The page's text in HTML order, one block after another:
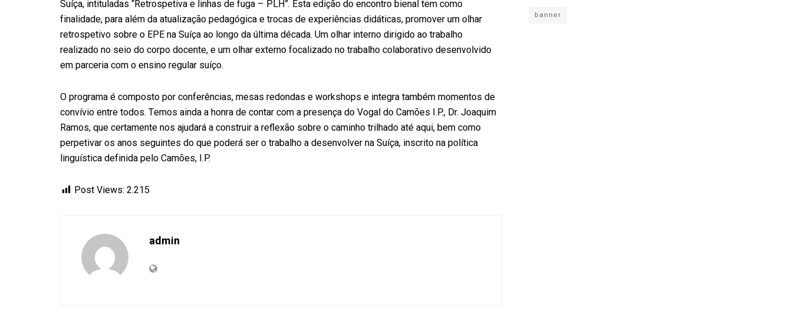
Suíça, intituladas “Retrospetiva e linhas de fuga – PLH”. Esta edição do encontro bienal tem como
finalidade, para além da atualização pedagógica e trocas de experiências didáticas, promover um olhar
retrospetivo sobre o EPE na Suíça ao longo da última década. Um olhar interno dirigido ao trabalho
realizado no seio do corpo docente, e um olhar externo focalizado no trabalho colaborativo desenvolvido
em parceria com o ensino regular suíço.
O programa é composto por conferências, mesas redondas e workshops e integra também momentos de
convívio entre todos. Temos ainda a honra de contar com a presença do Vogal do Camões I.P., Dr. Joaquim
Ramos, que certamente nos ajudará a construir a reflexão sobre o caminho trilhado até aqui, bem como
perpetivar os anos seguintes do que poderá ser o trabalho a desenvolver na Suíça, inscrito na política
linguística definida pelo Camões, I.P.
Post Views: 2.215
admin
banner